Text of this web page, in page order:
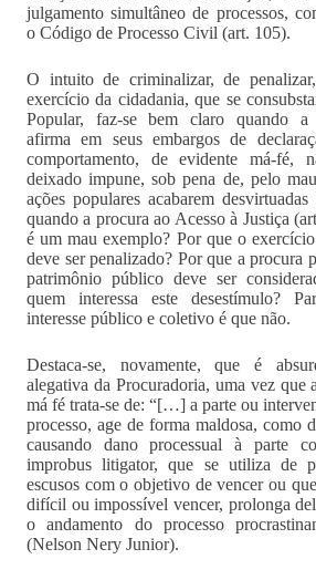
julgamento simultâneo de processos,
o Código de Processo Civil (art. 105).
O intuito de criminalizar, de
exercício da cidadania, que se
Popular, faz-se bem claro quando a
afirma em seus embargos de
comportamento, de evidente má-fé,
deixado impune, sob pena de, pelo
ações populares acabarem
quando a procura ao Acesso à Justiça
é um mau exemplo? Por que o
deve ser penalizado? Por que a procura
patrimônio público deve ser
quem interessa este desestímulo?
interesse público e coletivo é que não.
Destaca-se, novamente, que é
alegativa da Procuradoria, uma vez que
má fé trata-se de: “[…] a parte ou
processo, age de forma maldosa, como
causando dano processual à parte
improbus litigator, que se utiliza de
escusos com o objetivo de vencer ou
difícil ou impossível vencer, prolonga
o andamento do processo
(Nelson Nery Junior).